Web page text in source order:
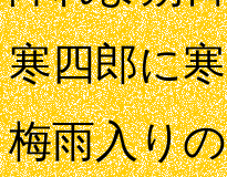
寒四郎に
梅雨入り